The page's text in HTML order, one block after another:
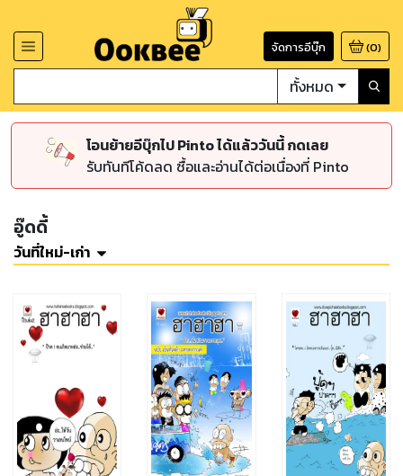
จัดการอีบุ๊ก (0)
ทั้งหมด
โอนย้ายอีบุ๊กไป Pinto ได้แล้ววันนี้ กดเลย
รับทันทีโค้ดลด ซื้อและอ่านได้ต่อเนื่องที่ Pinto
อู๊ดดี้
วันที่ใหม่-เก่า